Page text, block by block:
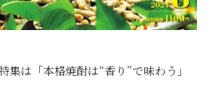
集は「本格焼酎は“香り”で味わう」